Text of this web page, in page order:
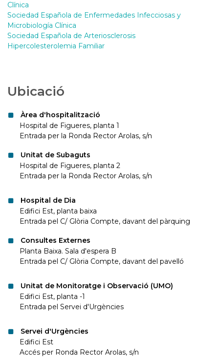
Clínica
Sociedad Española de Enfermedades Infecciosas y
Microbiología Clínica
Sociedad Española de Arteriosclerosis
Hipercolesterolemia Familiar
Ubicació
Àrea d'hospitalització
Hospital de Figueres, planta 1
Entrada per la Ronda Rector Arolas, s/n
Unitat de Subaguts
Hospital de Figueres, planta 2
Entrada per la Ronda Rector Arolas, s/n
Hospital de Dia
Edifici Est, planta baixa
Entrada pel C/ Glòria Compte, davant del pàrquing
Consultes Externes
Planta Baixa. Sala d'espera B
Entrada pel C/ Glòria Compte, davant del pavelló
Unitat de Monitoratge i Observació (UMO)
Edifici Est, planta -1
Entrada pel Servei d'Urgències
Servei d'Urgències
Edifici Est
Accés per Ronda Rector Arolas, s/n